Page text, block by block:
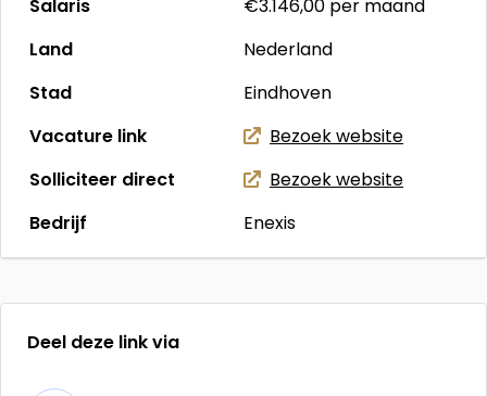
Salaris €3.146,00 per maand
Land
Nederland
Stad
Eindhoven
Vacature link
Bezoek website
Solliciteer direct
Bezoek website
Bedrijf
Enexis
Deel deze link via